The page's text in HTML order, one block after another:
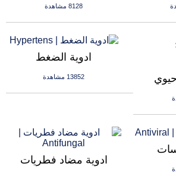
8128 مشاهدة
ادوية الضغط
13852 مشاهدة
ادوية مضاد فطريات